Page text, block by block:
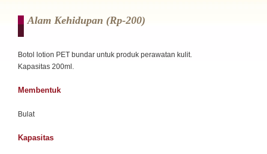
Alam Kehidupan (rp-200)
Botol lotion PET bundar untuk produk perawatan kulit.
Kapasitas 200ml.
Membentuk
Bulat
Kapasitas